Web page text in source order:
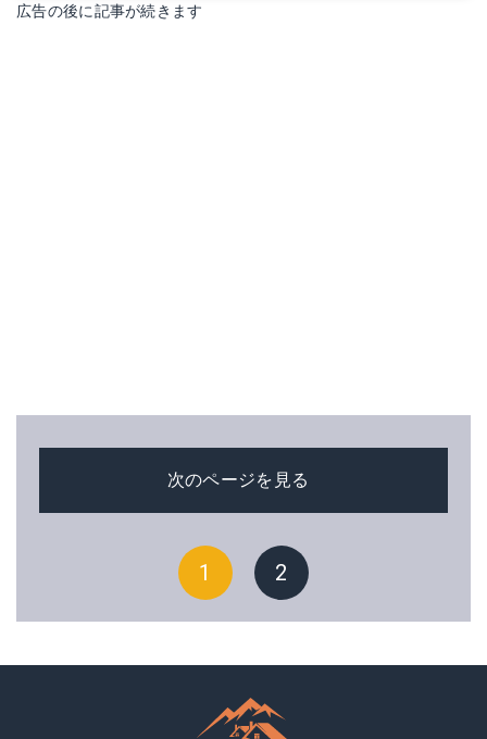
広告の後に記事が続きます
次のページを見る
1 2